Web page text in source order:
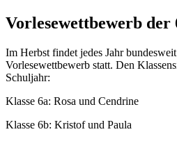
Vorlesewettbewerb der
Im Herbst findet jedes Jahr
Vorlesewettbewerb statt. Den
Schuljahr:
Klasse 6a: Rosa und Cendrine
Klasse 6b: Kristof und Paula